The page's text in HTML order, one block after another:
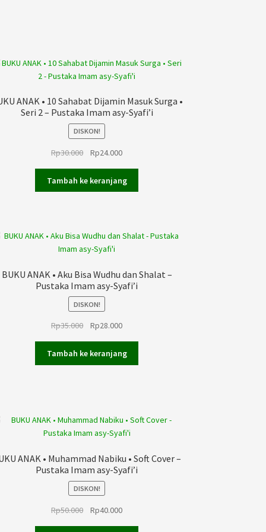
ANAK • 10 Sahabat Dijamin Masuk Surga •
Seri 2 – Pustaka Imam asy-Syafi’i
DISKON!
Rp30.000
Harga
adalah:
Rp30.000.
Rp24.000Harga
ini
adalah:
Tambah ke keranjang
BUKU ANAK • Aku Bisa Wudhu dan Shalat –
Pustaka Imam asy-Syafi’i
DISKON!
Rp35.000
Harga
adalah:
Rp35.000.
Rp28.000Harga
ini
adalah:
Tambah ke keranjang
ANAK • Muhammad Nabiku • Soft Cover –
Pustaka Imam asy-Syafi’i
DISKON!
Rp50.000
Harga
Rp40.000Harga